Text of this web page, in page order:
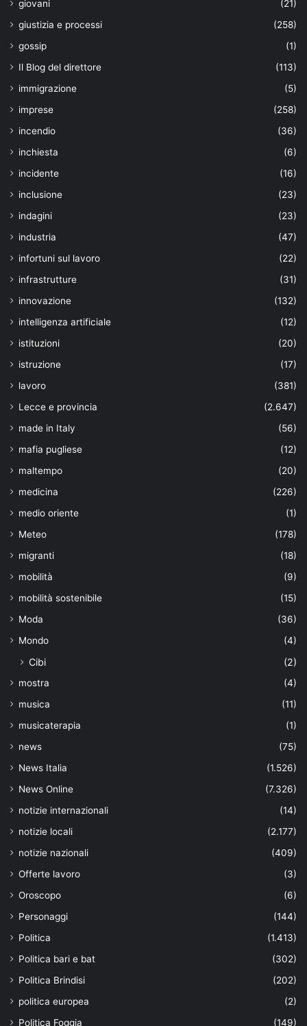
giovani
(21)
giustizia e processi
(258)
gossip
(1)
Il Blog del direttore
(113)
immigrazione
(5)
imprese
(258)
incendio
(36)
inchiesta
(6)
incidente
(16)
inclusione
(23)
indagini
(23)
industria
(47)
infortuni sul lavoro
(22)
infrastrutture
(31)
innovazione
(132)
intelligenza artificiale
(12)
istituzioni
(20)
istruzione
(17)
lavoro
(381)
Lecce e provincia
(2.647)
made in Italy
(56)
mafia pugliese
(12)
maltempo
(20)
medicina
(226)
medio oriente
(1)
Meteo
(178)
migranti
(18)
mobilità
(9)
mobilità sostenibile
(15)
Moda
(36)
Mondo
(4)
Cibi (2)
mostra
(4)
musica
(11)
musicaterapia
(1)
news
(75)
News Italia
(1.526)
News Online
(7.326)
notizie internazionali
(14)
notizie locali
(2.177)
notizie nazionali
(409)
Offerte lavoro
(3)
Oroscopo
(6)
Personaggi
(144)
Politica
(1.413)
Politica bari e bat
(302)
Politica Brindisi
(202)
politica europea
(2)
Politica Foggia
(149)